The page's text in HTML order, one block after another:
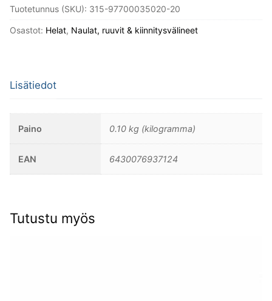
97
Messinki
määrä
Tuotetunnus (SKU): 315-97700035020-20
Osastot: Helat, Naulat, ruuvit & kiinnitysvälineet
Lisätiedot
Paino 0.10 kg (kilogramma)
EAN 6430076937124
Tutustu myös